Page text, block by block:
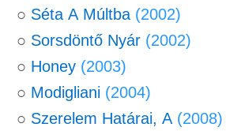
○ Séta A Múltba (2002)
○ Sorsdöntő Nyár (2002)
○ Honey (2003)
○ Modigliani (2004)
○ Szerelem Határai, A (2008)